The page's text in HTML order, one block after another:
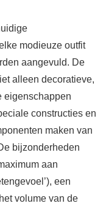
modieuze outfit
aangevuld. De
alleen decoratieve,
eigenschappen
constructies en
maken van
bijzonderheden
aan
een
volume van de